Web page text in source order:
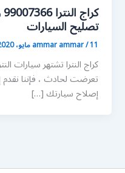
تصليح السيارات
ammar ammar/11 مايو، 2020
كراج النترا تشتهر سيارات
تعرضت لحادث ، فإننا
إصلاح سيارتك […]